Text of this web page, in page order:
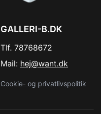
GALLERI-B.DK
Tlf. 78768672
Mail: hej@want.dk
Cookie- og privatlivspolitik